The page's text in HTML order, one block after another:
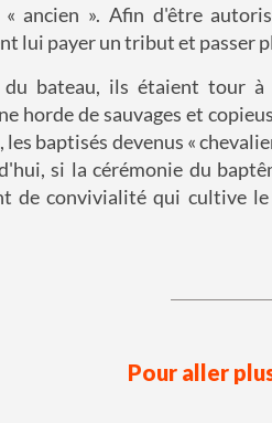
ancien ». Afin d'être
lui payer un tribut et passer
du bateau, ils étaient tour
horde de sauvages et
les baptisés devenus «
si la cérémonie du
de convivialité qui cultive
Pour aller